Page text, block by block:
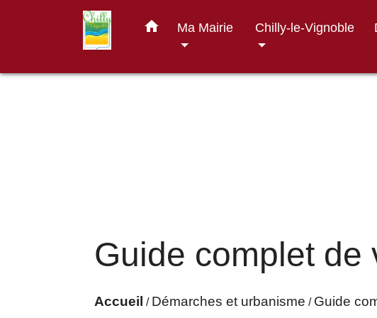
home Ma Mairie Chilly-le-Vignoble
Guide complet de
Accueil / Démarches et urbanisme / Guide